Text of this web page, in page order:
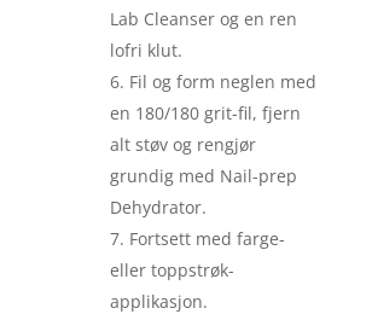
Lab Cleanser og en ren
lofri klut.
Fil og form neglen med
en 180/180 grit-fil, fjern
alt støv og rengjør
grundig med Nail-prep
Dehydrator.
Fortsett med farge-
eller toppstrøk-
applikasjon.